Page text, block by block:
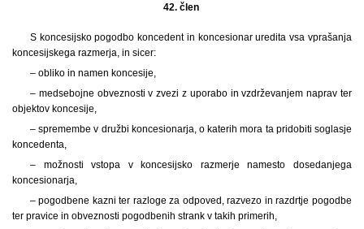
42. člen
S koncesijsko pogodbo koncedent in koncesionar uredita vsa vprašanja
koncesijskega razmerja, in sicer:
– obliko in namen koncesije,
– medsebojne obveznosti v zvezi z uporabo in vzdrževanjem naprav ter
objektov koncesije,
– spremembe v družbi koncesionarja, o katerih mora ta pridobiti soglasje
koncedenta,
– možnosti vstopa v koncesijsko razmerje namesto dosedanjega
koncesionarja,
– pogodbene kazni ter razloge za odpoved, razvezo in razdrtje pogodbe
ter pravice in obveznosti pogodbenih strank v takih primerih,